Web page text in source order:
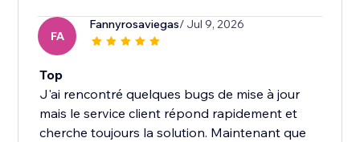
FA
Fannyrosaviegas/ Jul 9, 2026
Top
J'ai rencontré quelques bugs de mise à jour
mais le service client répond rapidement et
cherche toujours la solution. Maintenant que